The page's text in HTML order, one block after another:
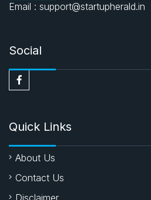
Email : support@startupherald.in
Social
Quick Links
About Us
Contact Us